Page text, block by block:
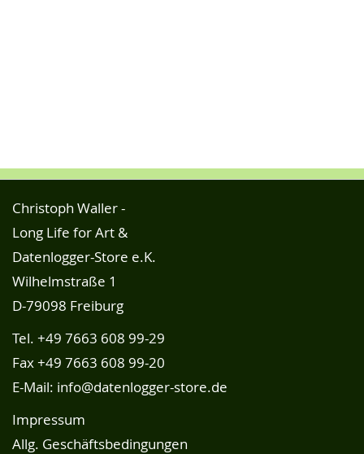
Christoph Waller -
Long Life for Art &
Datenlogger-Store e.K.
Wilhelmstraße 1
D-79098 Freiburg
Tel. +49 7663 608 99-29
Fax +49 7663 608 99-20
E-Mail: info@datenlogger-store.de
Impressum
Allg. Geschäftsbedingungen